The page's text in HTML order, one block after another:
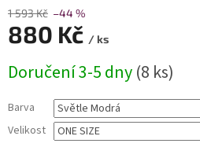
1 593 Kč –44 %
880 Kč / ks
cena:
Doručení 3-5 dny(8 ks)
Barva
Velikost